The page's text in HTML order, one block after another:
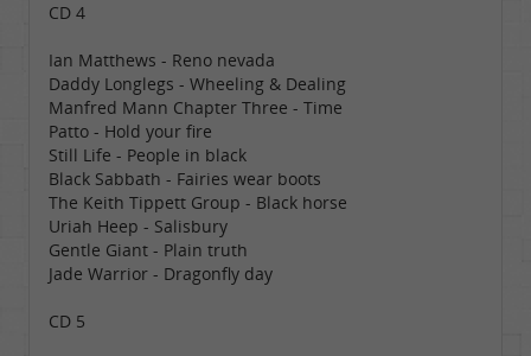
CD 4
Ian Matthews - Reno nevada
Daddy Longlegs - Wheeling & Dealing
Manfred Mann Chapter Three - Time
Patto - Hold your fire
Still Life - People in black
Black Sabbath - Fairies wear boots
The Keith Tippett Group - Black horse
Uriah Heep - Salisbury
Gentle Giant - Plain truth
Jade Warrior - Dragonfly day
CD 5